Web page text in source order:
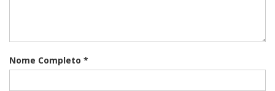
Nome Completo *